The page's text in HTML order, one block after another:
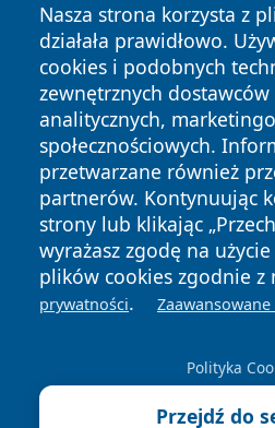
Nasza strona korzysta z
działała prawidłowo.
cookies i podobnych
zewnętrznych dostawców
analitycznych,
społecznościowych.
przetwarzane również
partnerów. Kontynuując
strony lub klikając
wyrażasz zgodę na
plików cookies zgodnie z
prywatności.
Polityka
Przejdź do
Copyright © 2026 faktywroclaw.pl
zastrzeżone.
News Autorzy
Polityka
Prywatności